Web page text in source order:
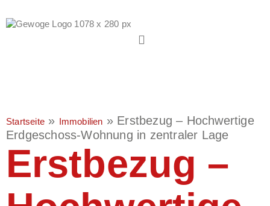
Startseite » Immobilien » Erstbezug – Hochwertige
Erdgeschoss-Wohnung in zentraler Lage
Erstbezug –